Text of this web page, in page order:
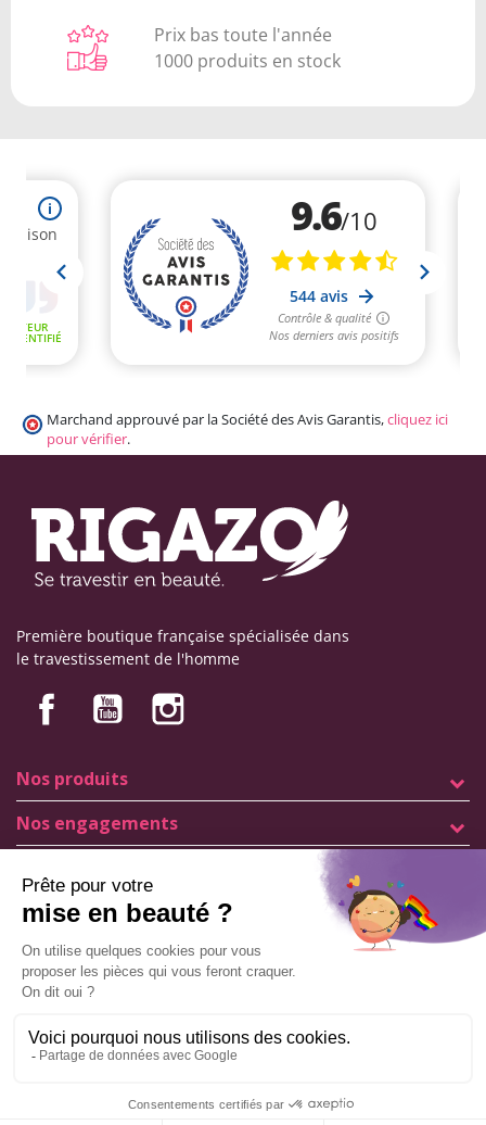
AJOUTER AU PANIER
Prix bas toute l'année
1000 produits en stock
Marchand approuvé par la Société des Avis Garantis,cliquez ici
pour vérifier.
Première boutique française spécialisée dans
le travestissement de l'homme
Nos produits
Nos engagements
Mentions légales
Conditions générales de vente
© Copyright Labophyto
Tous droits réservés